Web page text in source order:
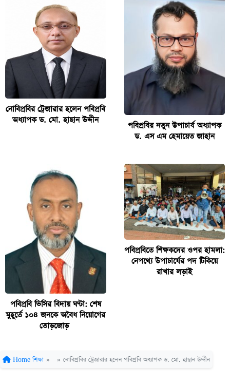
নোবিপ্রবির ট্রেজারার হলেন পবিপ্রবি
অধ্যাপক ড. মো. হাছান উদ্দীন
পবিপ্রবির নতুন উপাচার্য অধ্যাপক
ড. এস এম হেমায়েত জাহান
পবিপ্রবি ভিসির বিদায় ঘণ্টা: শেষ
মুহূর্তে ১০৪ জনকে অবৈধ নিয়োগের
তোড়জোড়
পবিপ্রবিতে শিক্ষকদের ওপর হামলা:
নেপথ্যে উপাচার্যের পদ টিকিয়ে
রাখার লড়াই
Home শিক্ষা » » নোবিপ্রবির ট্রেজারার হলেন পবিপ্রবি অধ্যাপক ড. মো. হাছান উদ্দীন